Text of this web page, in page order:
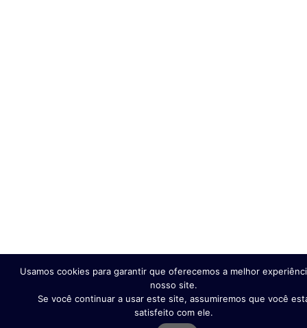
Usamos cookies para garantir que oferecemos a melhor
nosso site.
Se você continuar a usar este site, assumiremos que você
satisfeito com ele.